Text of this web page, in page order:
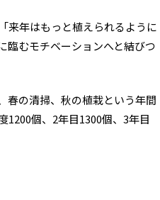
来年はもっと植えられるように
臨むモチベーションへと結びつ
春の清掃、秋の植栽という年間
1200個、2年目1300個、3年目